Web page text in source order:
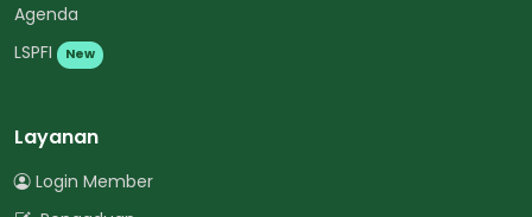
Agenda
LSPFI
New
Layanan
Login Member